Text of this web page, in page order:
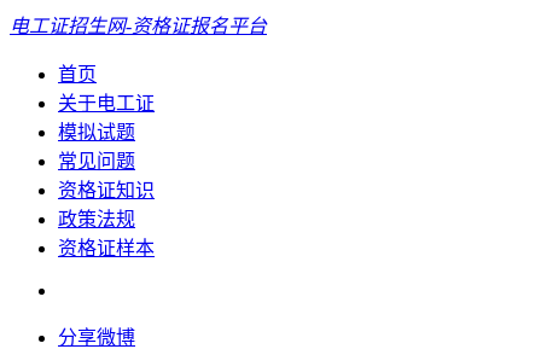
电工证招生网-资格证报名平台
首页
关于电工证
模拟试题
常见问题
资格证知识
政策法规
资格证样本
分享微博